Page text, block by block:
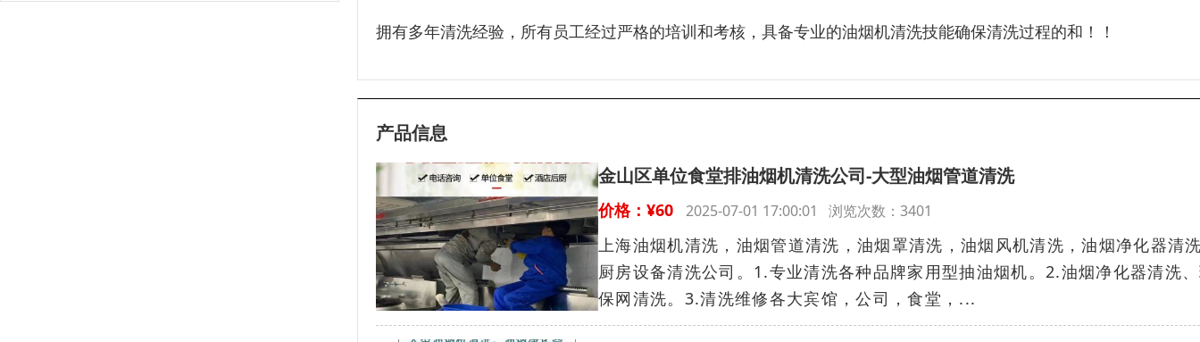
拥有多年清洗经验，所有员工经过严格的培训和考核，具备专业的油烟机清洗技能确保清洗过程的和！！
产品信息
金山区单位食堂排油烟机清洗公司-大型油烟管道清洗
价格：¥60 2025-07-01 17:00:01 浏览次数：3401
上海油烟机清洗，油烟管道清洗，油烟罩清洗，油烟风机‌‌‌‌清洗，油烟净化器清
厨房设备清洗公司。1.专业清洗各种品牌家用型抽油烟机。2.油烟净化器清洗
保网清洗。3.清洗维修各大宾馆，公司，食堂，...